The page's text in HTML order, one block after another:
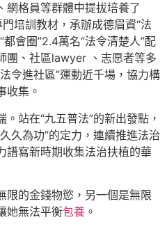
網格員等群體中提拔培養了
培訓教材，承辦成德眉資“法
會圈”2.4萬名“法令清楚人”配
團、社區lawyer 、志愿者等多
令進社區”運動近千場，協力構
收集。
。站在“九五普法”的新出發點，
久為功”的定力，連續推進法治
譜寫新時期收集法治扶植的華
限的金錢物慾，另一個是無限
她無法平衡包養 。